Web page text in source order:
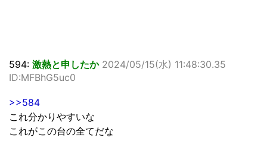
594: 激熱と申したか 2024/05/15(水) 11:48:30.35
ID:MFBhG5uc0
>>584
これ分かりやすいな
これがこの台の全てだな